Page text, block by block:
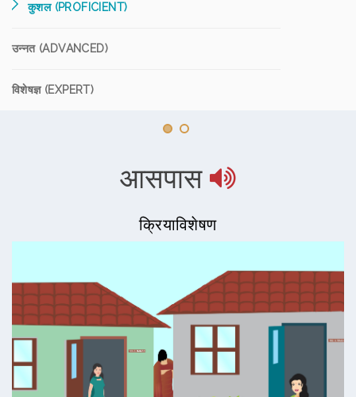
कुशल (PROFICIENT)
उन्नत (ADVANCED)
विशेषज्ञ (EXPERT)
आसपास
क्रियाविशेषण